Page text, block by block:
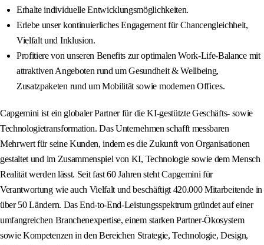
Erhalte individuelle Entwicklungsmöglichkeiten.
Erlebe unser kontinuierliches Engagement für Chancengleichheit,
Vielfalt und Inklusion.
Profitiere von unseren Benefits zur optimalen Work-Life-Balance mit
attraktiven Angeboten rund um Gesundheit & Wellbeing,
Zusatzpaketen rund um Mobilität sowie modernen Offices.
Capgemini ist ein globaler Partner für die KI-gestützte Geschäfts- sowie
Technologietransformation. Das Unternehmen schafft messbaren
Mehrwert für seine Kunden, indem es die Zukunft von Organisationen
gestaltet und im Zusammenspiel von KI, Technologie sowie dem Mensch
Realität werden lässt. Seit fast 60 Jahren steht Capgemini für
Verantwortung wie auch Vielfalt und beschäftigt 420.000 Mitarbeitende in
über 50 Ländern. Das End-to-End-Leistungsspektrum gründet auf einer
umfangreichen Branchenexpertise, einem starken Partner-Ökosystem
sowie Kompetenzen in den Bereichen Strategie, Technologie, Design,